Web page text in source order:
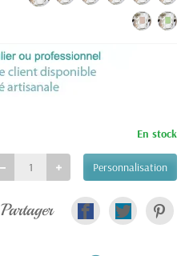
En stock
Personnalisation
Partager